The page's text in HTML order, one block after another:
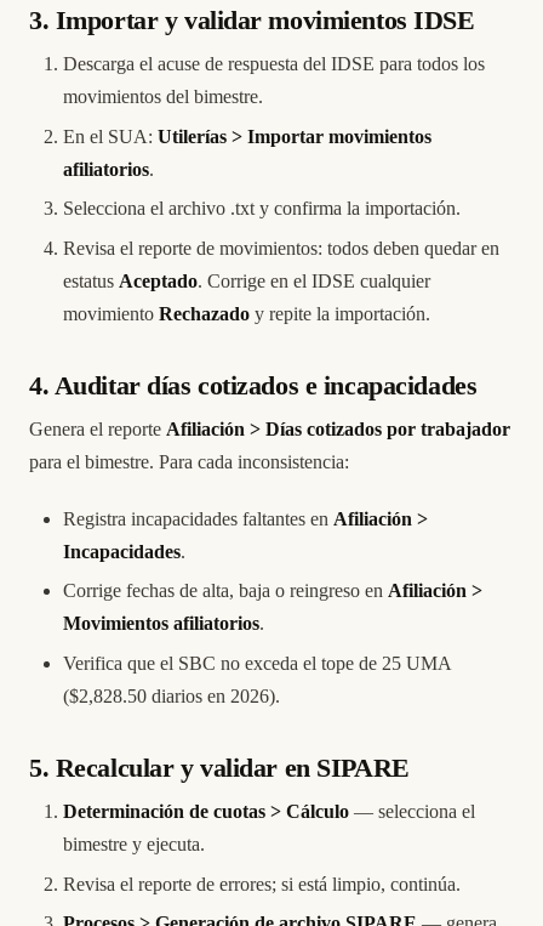
3. Importar y validar movimientos IDSE
Descarga el acuse de respuesta del IDSE para todos los
movimientos del bimestre.
En el SUA: Utilerías > Importar movimientos
afiliatorios.
Selecciona el archivo .txt y confirma la importación.
Revisa el reporte de movimientos: todos deben quedar en
estatus Aceptado. Corrige en el IDSE cualquier
movimiento Rechazado y repite la importación.
4. Auditar días cotizados e incapacidades
Genera el reporte Afiliación > Días cotizados por trabajador
para el bimestre. Para cada inconsistencia:
Registra incapacidades faltantes en Afiliación >
Incapacidades.
Corrige fechas de alta, baja o reingreso en Afiliación >
Movimientos afiliatorios.
Verifica que el SBC no exceda el tope de 25 UMA
($2,828.50 diarios en 2026).
5. Recalcular y validar en SIPARE
Determinación de cuotas > Cálculo — selecciona el
bimestre y ejecuta.
Revisa el reporte de errores; si está limpio, continúa.